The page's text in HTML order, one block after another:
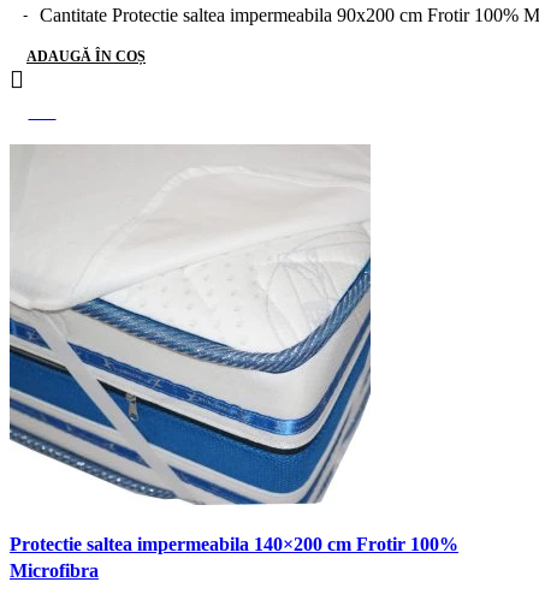
Cantitate Protectie saltea impermeabila 90x200 cm Frotir 100%
ADAUGĂ ÎN COȘ
Protectie saltea impermeabila 140×200 cm Frotir 100%
Microfibra